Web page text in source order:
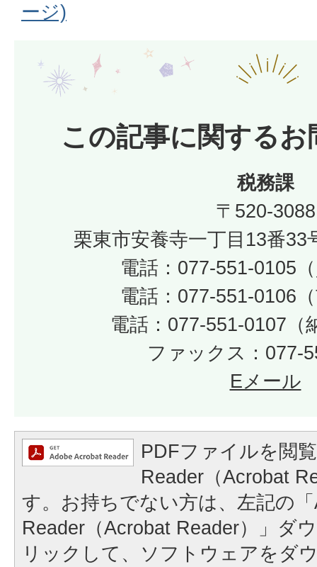
ージ)
この記事に関するお
税務課
〒520-3088
栗東市安養寺一丁目13番33
電話：077-551-0105
電話：077-551-0106
電話：077-551-0107（
ファックス：077-
Eメール
PDFファイルを閲
Reader（Acrobat
す。お持ちでない方は、左記の
Reader（Acrobat Reader）」ダ
リックして、ソフトウェアをダ